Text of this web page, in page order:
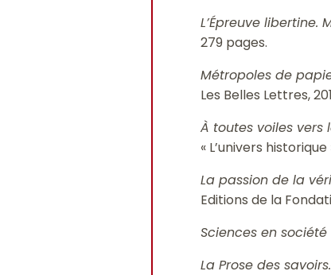
L’Épreuve
279 pages.
Métropoles de
Les Belles Lettres,
À toutes voiles vers
« L’univers
La passion de la
Editions de la
Sciences en
La Prose des